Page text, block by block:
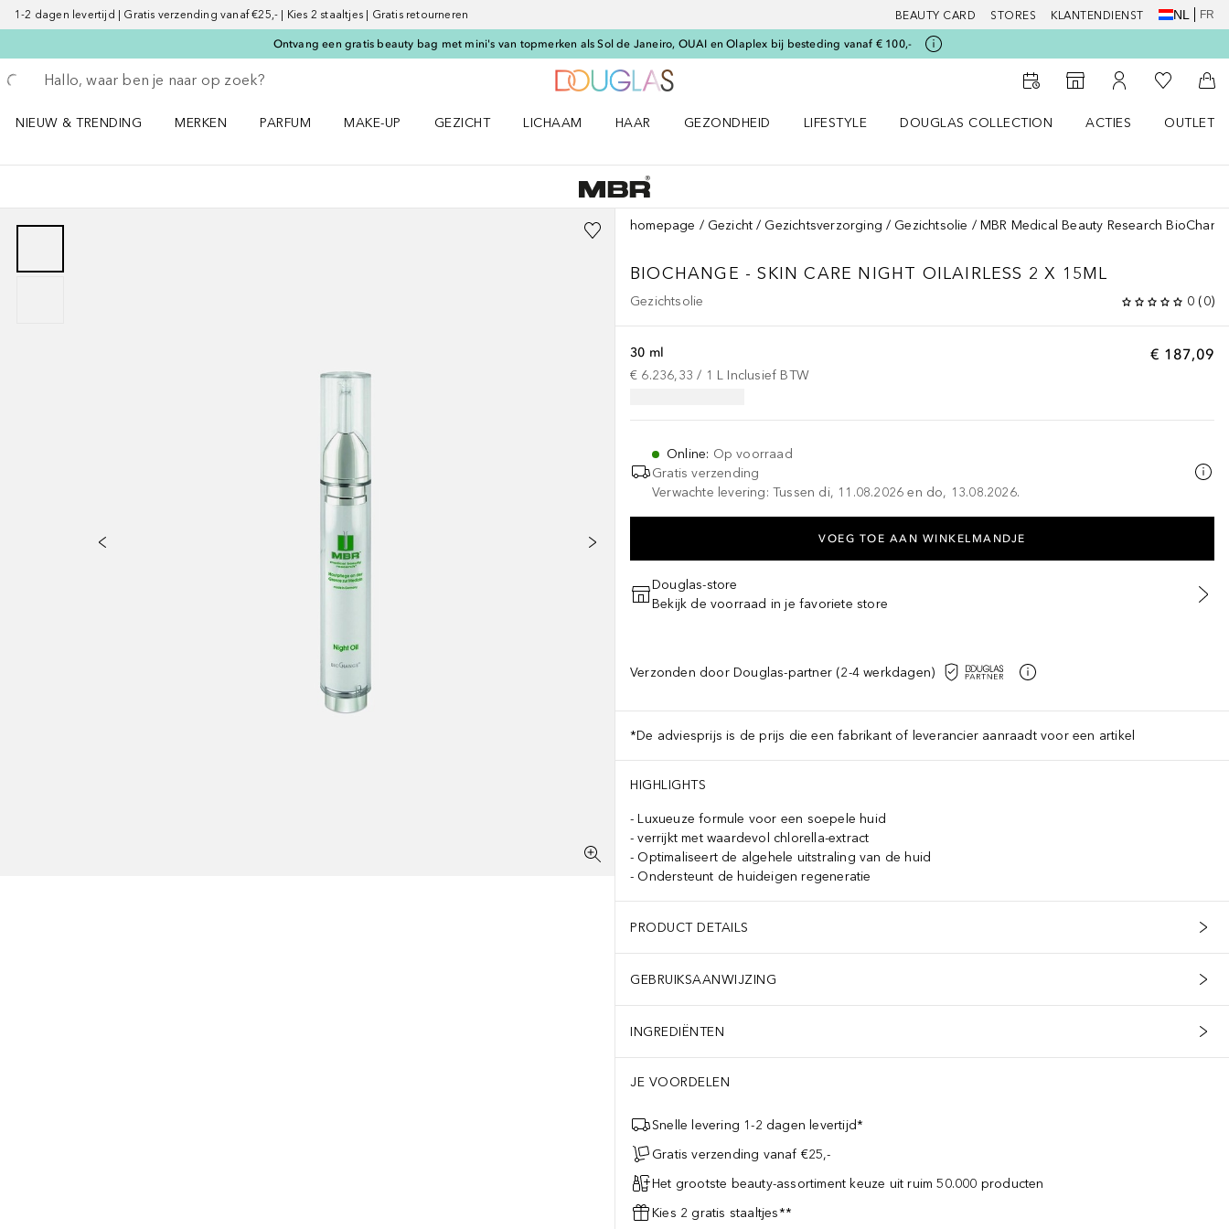
1-2 dagen levertijd | Gratis verzending vanaf €25,- | Kies 2 staaltjes | Gratis retourneren BEAUTY CARD STORES KLANTENDIENST NL FR
Ontvang een gratis beauty bag met mini's van topmerken als Sol de Janeiro, OUAI en Olaplex bij besteding vanaf € 100,-
Ga terug
Zoekopdracht uitvoeren
Naar StorefinderNaar Mijn Account
Naar Mijn
NIEUW & TRENDING
MERKEN
PARFUM
MAKE-UP
GEZICHT
LICHAAM
HAAR
GEZONDHEID
LIFESTYLE
DOUGLAS COLLECTION
ACTIES
OUTLET
homepage Gezicht Gezichtsverzorging Gezichtsolie MBR Medical Beauty Research
BIOCHANGE - SKIN CARE NIGHT OILAIRLESS 2 X 15ML
Gezichtsolie 0 (0)
€ 187,09
30 ml
€ 6.236,33 / 1 L Inclusief BTW
Online: Op voorraad
Gratis verzending
Verwachte levering: Tussen di, 11.08.2026 en do, 13.08.2026.
VOEG TOE AAN WINKELMANDJE
Douglas-store
Bekijk de voorraad in je favoriete store
Verzonden door Douglas-partner (2-4 werkdagen)
*De adviesprijs is de prijs die een fabrikant of leverancier aanraadt voor een artikel
HIGHLIGHTS
Luxueuze formule voor een soepele huid
verrijkt met waardevol chlorella-extract
Optimaliseert de algehele uitstraling van de huid
Ondersteunt de huideigen regeneratie
PRODUCT DETAILS
GEBRUIKSAANWIJZING
INGREDIËNTEN
JE VOORDELEN
Snelle levering 1-2 dagen levertijd*
Gratis verzending vanaf €25,-
Het grootste beauty-assortiment keuze uit ruim 50.000 producten
Kies 2 gratis staaltjes**